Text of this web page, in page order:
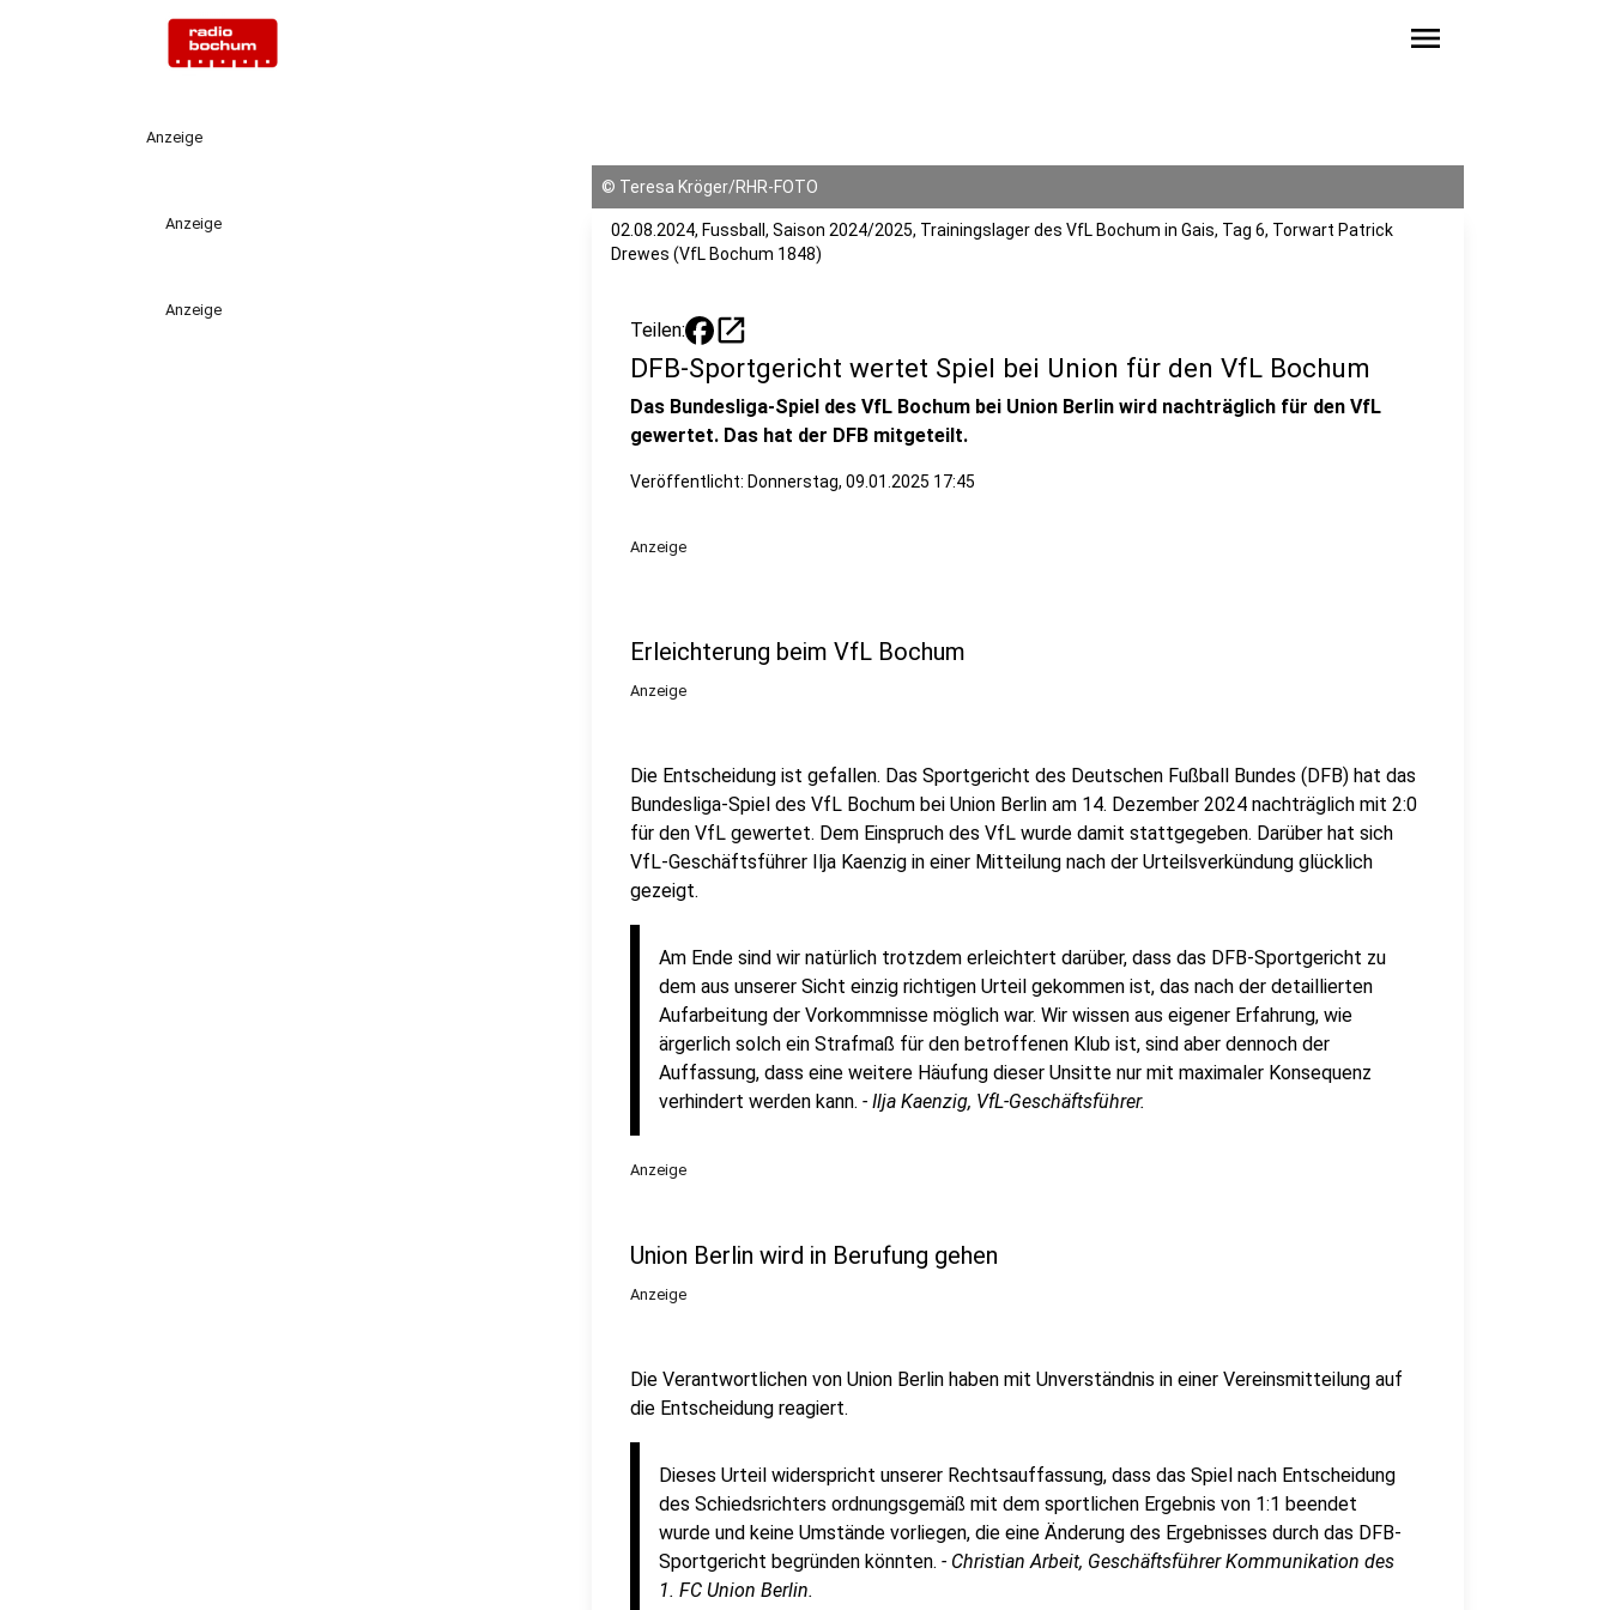
menu
Anzeige
Anzeige
Anzeige
© Teresa Kröger/RHR-FOTO
02.08.2024, Fussball, Saison 2024/2025, Trainingslager des VfL Bochum in Gais, Tag 6, Torwart Patrick
Drewes (VfL Bochum 1848)
Teilen: open_in_new
DFB-Sportgericht wertet Spiel bei Union für den VfL Bochum
Das Bundesliga-Spiel des VfL Bochum bei Union Berlin wird nachträglich für den VfL
gewertet. Das hat der DFB mitgeteilt.
Veröffentlicht: Donnerstag, 09.01.2025 17:45
Anzeige
Erleichterung beim VfL Bochum
Anzeige
Die Entscheidung ist gefallen. Das Sportgericht des Deutschen Fußball Bundes (DFB) hat das
Bundesliga-Spiel des VfL Bochum bei Union Berlin am 14. Dezember 2024 nachträglich mit 2:0
für den VfL gewertet. Dem Einspruch des VfL wurde damit stattgegeben. Darüber hat sich
VfL-Geschäftsführer Ilja Kaenzig in einer Mitteilung nach der Urteilsverkündung glücklich
gezeigt.
Am Ende sind wir natürlich trotzdem erleichtert darüber, dass das DFB-Sportgericht zu
dem aus unserer Sicht einzig richtigen Urteil gekommen ist, das nach der detaillierten
Aufarbeitung der Vorkommnisse möglich war. Wir wissen aus eigener Erfahrung, wie
ärgerlich solch ein Strafmaß für den betroffenen Klub ist, sind aber dennoch der
Auffassung, dass eine weitere Häufung dieser Unsitte nur mit maximaler Konsequenz
verhindert werden kann. - Ilja Kaenzig, VfL-Geschäftsführer.
Anzeige
Union Berlin wird in Berufung gehen
Anzeige
Die Verantwortlichen von Union Berlin haben mit Unverständnis in einer Vereinsmitteilung auf
die Entscheidung reagiert.
Dieses Urteil widerspricht unserer Rechtsauffassung, dass das Spiel nach Entscheidung
des Schiedsrichters ordnungsgemäß mit dem sportlichen Ergebnis von 1:1 beendet
wurde und keine Umstände vorliegen, die eine Änderung des Ergebnisses durch das DFB-
Sportgericht begründen könnten. - Christian Arbeit, Geschäftsführer Kommunikation des
1. FC Union Berlin.